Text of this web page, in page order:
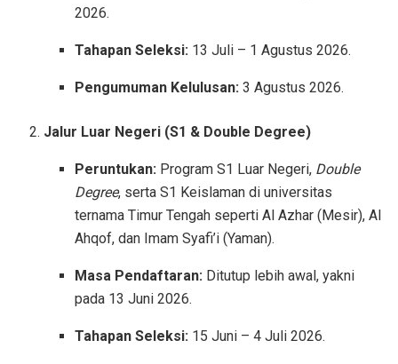
2026.
Tahapan Seleksi:13 Juli – 1 Agustus 2026.
Pengumuman Kelulusan:3 Agustus 2026.
Jalur Luar Negeri (S1 & Double Degree)
Peruntukan:Program S1 Luar Negeri, Double
Degree, serta S1 Keislaman di universitas
ternama Timur Tengah seperti Al Azhar (Mesir), Al
Ahqof, dan Imam Syafi’i (Yaman).
Masa Pendaftaran:Ditutup lebih awal, yakni
pada 13 Juni 2026.
Tahapan Seleksi:15 Juni – 4 Juli 2026.